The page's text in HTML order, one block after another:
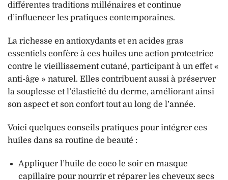
différentes traditions millénaires et continue
d’influencer les pratiques contemporaines.
La richesse en antioxydants et en acides gras
essentiels confère à ces huiles une action protectrice
contre le vieillissement cutané, participant à un effet «
anti-âge » naturel. Elles contribuent aussi à préserver
la souplesse et l’élasticité du derme, améliorant ainsi
son aspect et son confort tout au long de l’année.
Voici quelques conseils pratiques pour intégrer ces
huiles dans sa routine de beauté :
Appliquer l’huile de coco le soir en masque
capillaire pour nourrir et réparer les cheveux secs